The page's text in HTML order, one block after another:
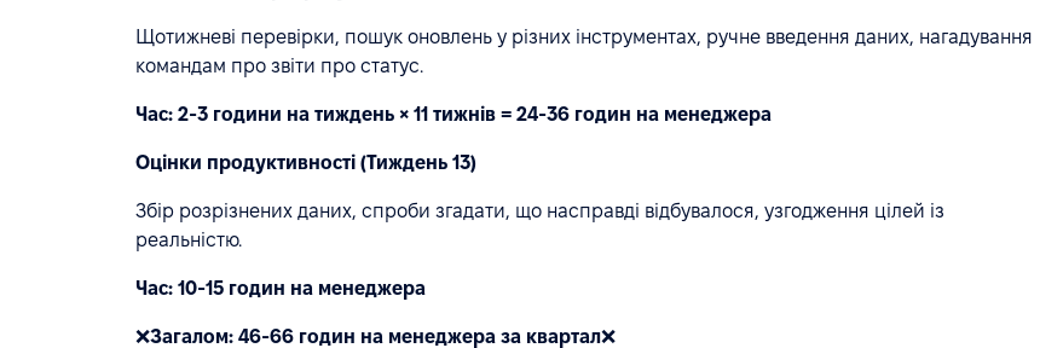
Щотижневі перевірки, пошук оновлень у різних інструментах, ручне введення даних, нагадування
командам про звіти про статус.
Час: 2-3 години на тиждень × 11 тижнів = 24-36 годин на менеджера
Оцінки продуктивності (Тиждень 13)
Збір розрізнених даних, спроби згадати, що насправді відбувалося, узгодження цілей із
реальністю.
Час: 10-15 годин на менеджера
❌Загалом: 46-66 годин на менеджера за квартал❌